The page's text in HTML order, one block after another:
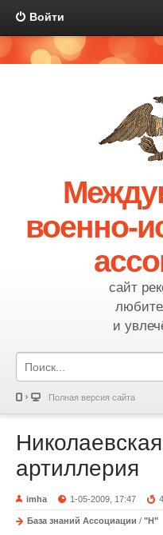
Войти
военно-
сайт
и
Полная версия сайта
артиллерия
imha 1-05-2009, 17:47
База знаний Ассоциации / "Н"